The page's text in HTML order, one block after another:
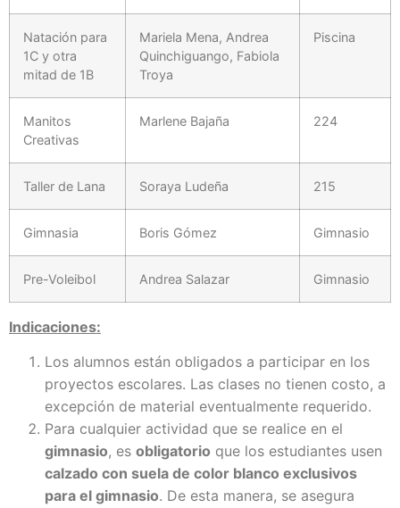
Natación para
1C y otra
mitad de 1B
Mariela Mena, Andrea
Quinchiguango, Fabiola
Troya
Piscina
Manitos
Creativas
Marlene Bajaña 224
Taller de Lana Soraya Ludeña 215
Gimnasia Boris Gómez Gimnasio
Pre-Voleibol Andrea Salazar Gimnasio
Indicaciones:
Los alumnos están obligados a participar en los
proyectos escolares. Las clases no tienen costo, a
excepción de material eventualmente requerido.
Para cualquier actividad que se realice en el
gimnasio, es obligatorio que los estudiantes usen
calzado con suela de color blanco exclusivos
para el gimnasio. De esta manera, se asegura